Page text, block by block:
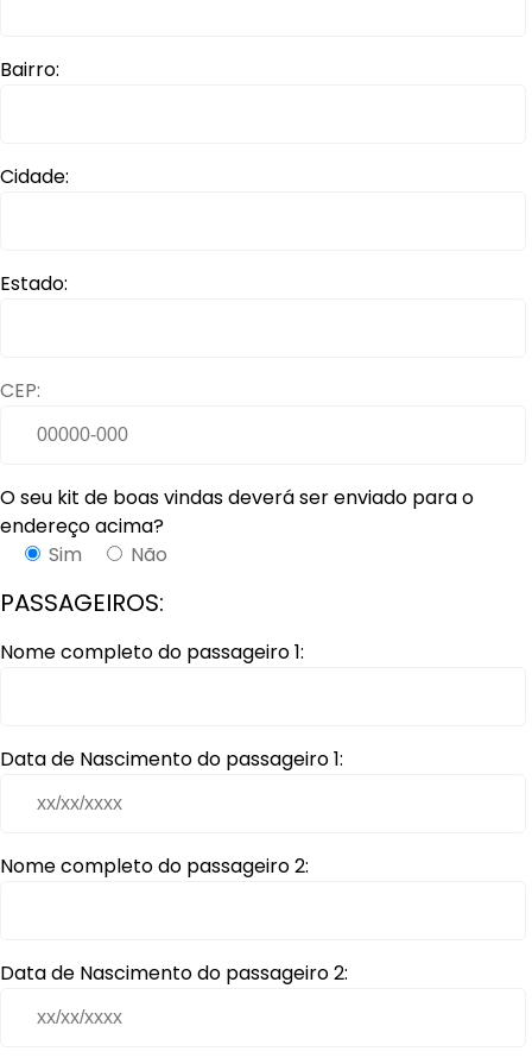
Bairro:
Cidade:
Estado:
CEP:
O seu kit de boas vindas deverá ser enviado para o
endereço acima?
Sim
Não
PASSAGEIROS:
Nome completo do passageiro 1:
Data de Nascimento do passageiro 1:
Nome completo do passageiro 2:
Data de Nascimento do passageiro 2: